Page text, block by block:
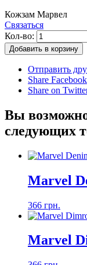
Кожзам Марвел
Связаться
Кол-во:
Добавить в корзину
Отправить
Share Facebook
Share on
Вы
следующих
Marvel
366 грн.
Marvel